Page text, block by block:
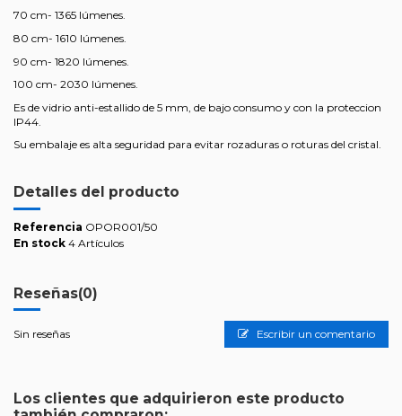
70 cm- 1365 lúmenes.
80 cm- 1610 lúmenes.
90 cm- 1820 lúmenes.
100 cm- 2030 lúmenes.
Es de vidrio anti-estallido de 5 mm, de bajo consumo y con la proteccion
IP44.
Su embalaje es alta seguridad para evitar rozaduras o roturas del cristal.
Detalles del producto
Referencia OPOR001/50
En stock 4 Artículos
Reseñas(0)
Sin reseñas Escribir un comentario
Los clientes que adquirieron este producto